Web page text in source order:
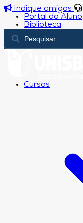
Indique amigos
Portal do Aluno
Biblioteca
Cursos